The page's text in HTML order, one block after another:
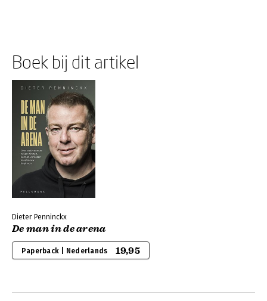
Boek bij dit artikel
Dieter Penninckx
De man in de arena
Paperback | Nederlands 19,95